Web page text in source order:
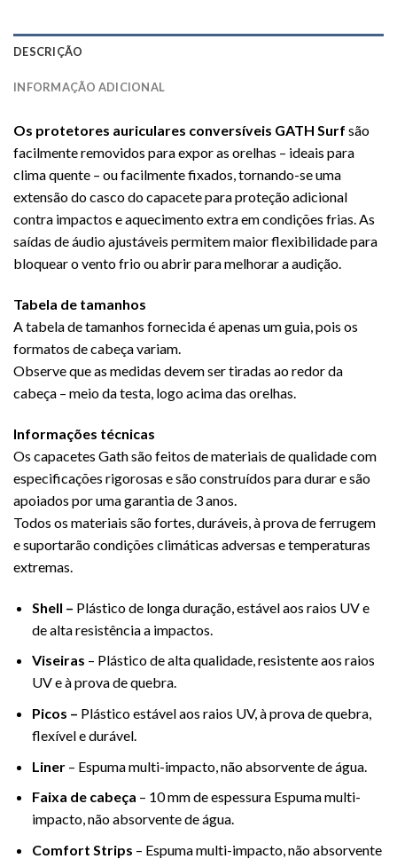
DESCRIÇÃO
INFORMAÇÃO ADICIONAL
Os protetores auriculares conversíveis GATH Surf são
facilmente removidos para expor as orelhas – ideais para
clima quente – ou facilmente fixados, tornando-se uma
extensão do casco do capacete para proteção adicional
contra impactos e aquecimento extra em condições frias. As
saídas de áudio ajustáveis ​​permitem maior flexibilidade para
bloquear o vento frio ou abrir para melhorar a audição.
Tabela de tamanhos
A tabela de tamanhos fornecida é apenas um guia, pois os
formatos de cabeça variam.
Observe que as medidas devem ser tiradas ao redor da
cabeça – meio da testa, logo acima das orelhas.
Informações técnicas
Os capacetes Gath são feitos de materiais de qualidade com
especificações rigorosas e são construídos para durar e são
apoiados por uma garantia de 3 anos.
Todos os materiais são fortes, duráveis, à prova de ferrugem
e suportarão condições climáticas adversas e temperaturas
extremas.
Shell – Plástico de longa duração, estável aos raios UV e
de alta resistência a impactos.
Viseiras – Plástico de alta qualidade, resistente aos raios
UV e à prova de quebra.
Picos – Plástico estável aos raios UV, à prova de quebra,
flexível e durável.
Liner– Espuma multi-impacto, não absorvente de água.
Faixa de cabeça – 10 mm de espessura Espuma multi-
impacto, não absorvente de água.
Comfort Strips – Espuma multi-impacto, não absorvente